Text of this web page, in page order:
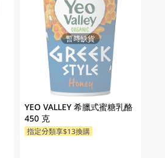
暫時缺貨
YEO VALLEY 希臘式蜜糖乳酪
450 克
指定分類享$13換購